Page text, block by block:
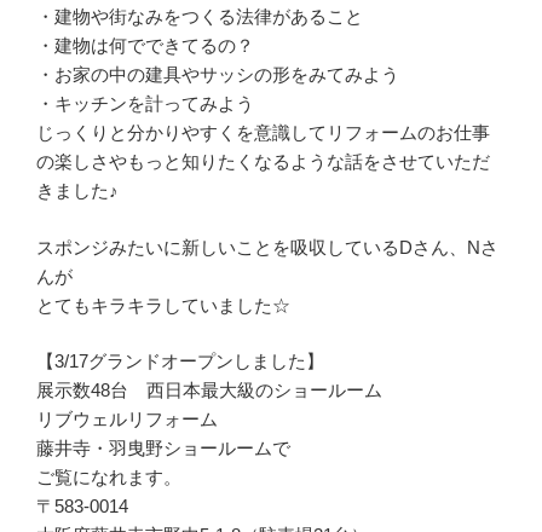
・建物や街なみをつくる法律があること
・建物は何でできてるの？
・お家の中の建具やサッシの形をみてみよう
・キッチンを計ってみよう
じっくりと分かりやすくを意識してリフォームのお仕事
の楽しさやもっと知りたくなるような話をさせていただ
きました♪
スポンジみたいに新しいことを吸収しているDさん、Nさ
んが
とてもキラキラしていました☆
【3/17グランドオープンしました】
展示数48台 西日本最大級のショールーム
リブウェルリフォーム
藤井寺・羽曳野ショールームで
ご覧になれます。
〒583-0014